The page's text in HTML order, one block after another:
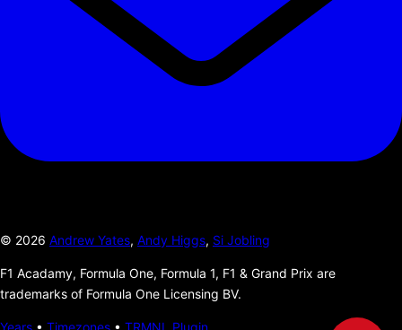
© 2026 Andrew Yates, Andy Higgs, Si Jobling
F1 Acadamy, Formula One, Formula 1, F1 & Grand Prix are
trademarks of Formula One Licensing BV.
Years • Timezones • TRMNL Plugin